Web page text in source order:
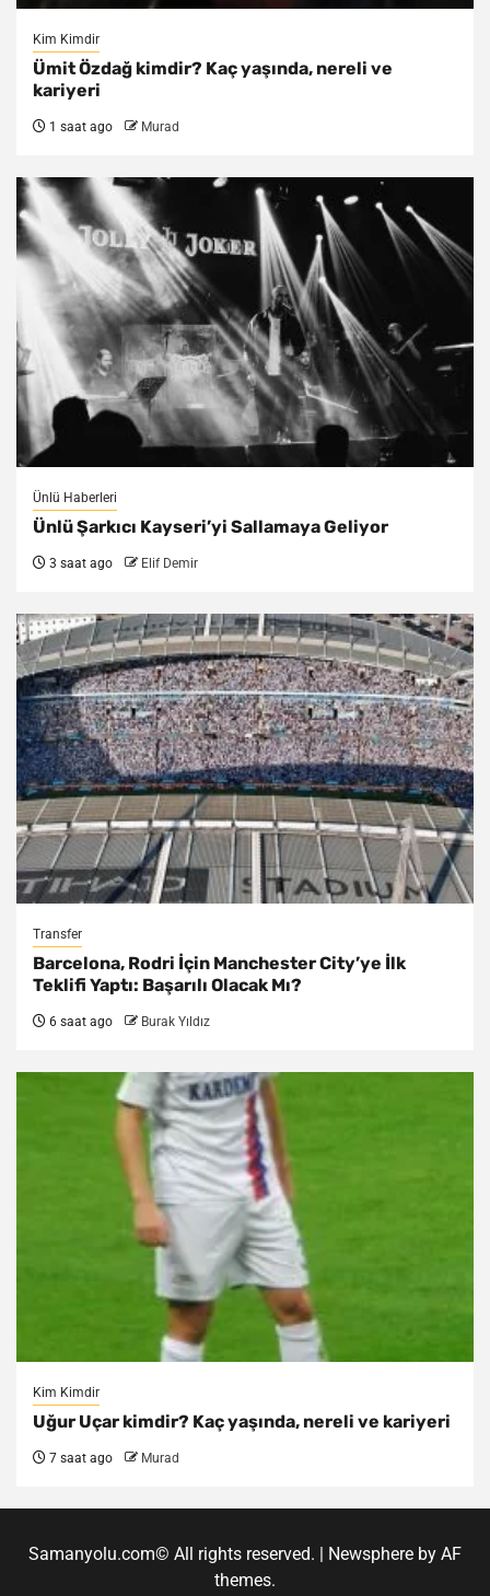
Kim Kimdir
Ümit Özdağ kimdir? Kaç yaşında, nereli ve
kariyeri
1 saat ago Murad
Ünlü Haberleri
Ünlü Şarkıcı Kayseri’yi Sallamaya Geliyor
3 saat ago Elif Demir
Transfer
Barcelona, Rodri İçin Manchester City’ye İlk
Teklifi Yaptı: Başarılı Olacak Mı?
6 saat ago Burak Yıldız
Kim Kimdir
Uğur Uçar kimdir? Kaç yaşında, nereli ve kariyeri
7 saat ago Murad
Samanyolu.com© All rights reserved. | Newsphere by AF
themes.